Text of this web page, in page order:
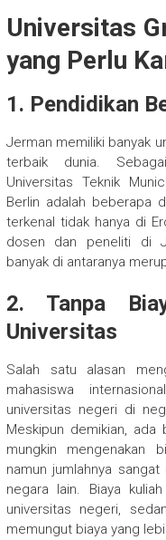
Universitas
yang Perlu
1. Pendidikan
Jerman memiliki banyak
terbaik dunia.
Universitas Teknik
Berlin adalah beberapa
terkenal tidak hanya di
dosen dan peneliti di
banyak di antaranya
2. Tanpa
Universitas
Salah satu alasan
mahasiswa
universitas negeri di
Meskipun demikian,
mungkin mengenakan
namun jumlahnya
negara lain. Biaya
universitas negeri,
memungut biaya yang